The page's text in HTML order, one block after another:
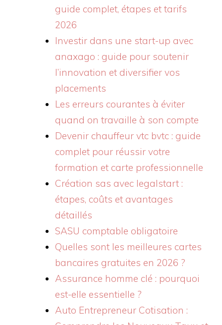
guide complet, étapes et tarifs
2026
Investir dans une start-up avec
anaxago : guide pour soutenir
l’innovation et diversifier vos
placements
Les erreurs courantes à éviter
quand on travaille à son compte
Devenir chauffeur vtc bvtc : guide
complet pour réussir votre
formation et carte professionnelle
Création sas avec legalstart :
étapes, coûts et avantages
détaillés
SASU comptable obligatoire
Quelles sont les meilleures cartes
bancaires gratuites en 2026 ?
Assurance homme clé : pourquoi
est-elle essentielle ?
Auto Entrepreneur Cotisation :